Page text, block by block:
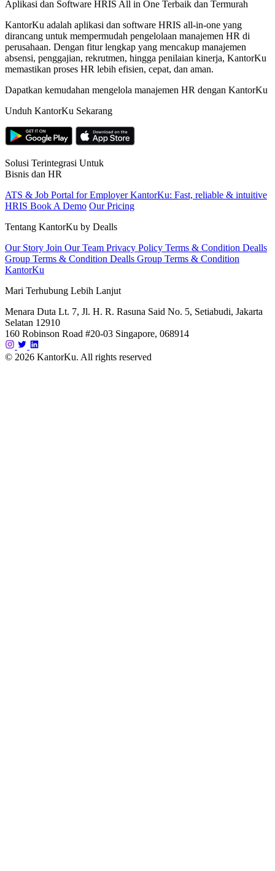
Aplikasi dan Software HRIS All in One Terbaik dan Termurah
KantorKu adalah aplikasi dan software HRIS all-in-one yang
dirancang untuk mempermudah pengelolaan manajemen HR di
perusahaan. Dengan fitur lengkap yang mencakup manajemen
absensi, penggajian, rekrutmen, hingga penilaian kinerja, KantorKu
memastikan proses HR lebih efisien, cepat, dan aman.
Dapatkan kemudahan mengelola manajemen HR dengan KantorKu
Unduh KantorKu Sekarang
Solusi Terintegrasi Untuk
Bisnis dan HR
ATS & Job Portal for EmployerKantorKu: Fast, reliable & intuitive
HRIS Book A Demo Our Pricing
Tentang KantorKu by Dealls
Our Story Join Our Team Privacy Policy Terms & Condition Dealls
Group Terms & Condition Dealls Group Terms & Condition
KantorKu
Mari Terhubung Lebih Lanjut
Menara Duta Lt. 7, Jl. H. R. Rasuna Said No. 5, Setiabudi, Jakarta
Selatan 12910
160 Robinson Road #20-03 Singapore, 068914
© 2026 KantorKu. All rights reserved